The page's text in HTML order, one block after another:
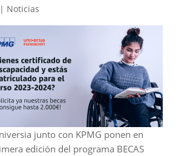
Noticias
junto con KPMG ponen en
edición del programa BECAS